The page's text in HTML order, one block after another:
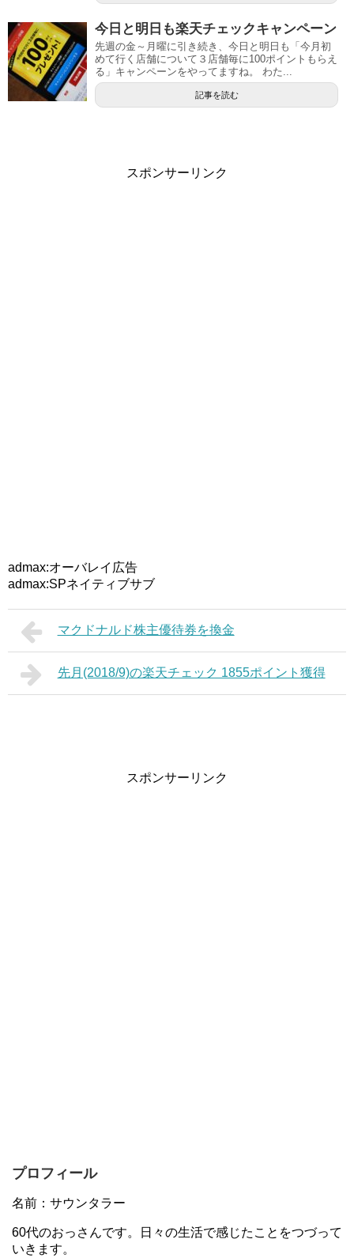
今日と明日も楽天チェックキャンペーン
先週の金～月曜に引き続き、今日と明日も「今月初
めて行く店舗について３店舗毎に100ポイントもらえ
る」キャンペーンをやってますね。 わた...
記事を読む
スポンサーリンク
admax:オーバレイ広告
admax:SPネイティブサブ
マクドナルド株主優待券を換金
先月(2018/9)の楽天チェック 1855ポイント獲得
スポンサーリンク
プロフィール
名前：サウンタラー
60代のおっさんです。日々の生活で感じたことをつづって
いきます。